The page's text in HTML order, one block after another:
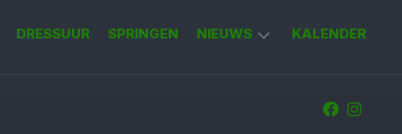
DRESSUUR SPRINGEN NIEUWS KALENDER